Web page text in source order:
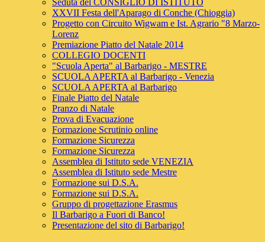
Seduta del CONSIGLIO DI ISTITUTO
XXVII Festa dell'Aparago di Conche (Chioggia)
Progetto con Circuito Wigwam e Ist. Agrario "8 Marzo-
Lorenz
Premiazione Piatto del Natale 2014
COLLEGIO DOCENTI
"Scuola Aperta" al Barbarigo - MESTRE
SCUOLA APERTA al Barbarigo - Venezia
SCUOLA APERTA al Barbarigo
Finale Piatto del Natale
Pranzo di Natale
Prova di Evacuazione
Formazione Scrutinio online
Formazione Sicurezza
Formazione Sicurezza
Assemblea di Istituto sede VENEZIA
Assemblea di Istituto sede Mestre
Formazione sui D.S.A.
Formazione sui D.S.A.
Gruppo di progettazione Erasmus
Il Barbarigo a Fuori di Banco!
Presentazione del sito di Barbarigo!